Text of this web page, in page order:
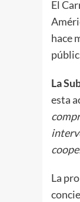
El
hace
La
esta
La